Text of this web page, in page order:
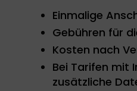
Einmalige
Gebühren für
Kosten nach
Bei Tarifen mit
zusätzliche